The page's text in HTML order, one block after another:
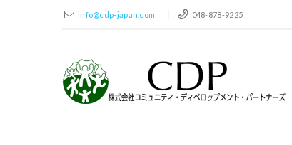
info@cdp-japan.com 048-878-9225